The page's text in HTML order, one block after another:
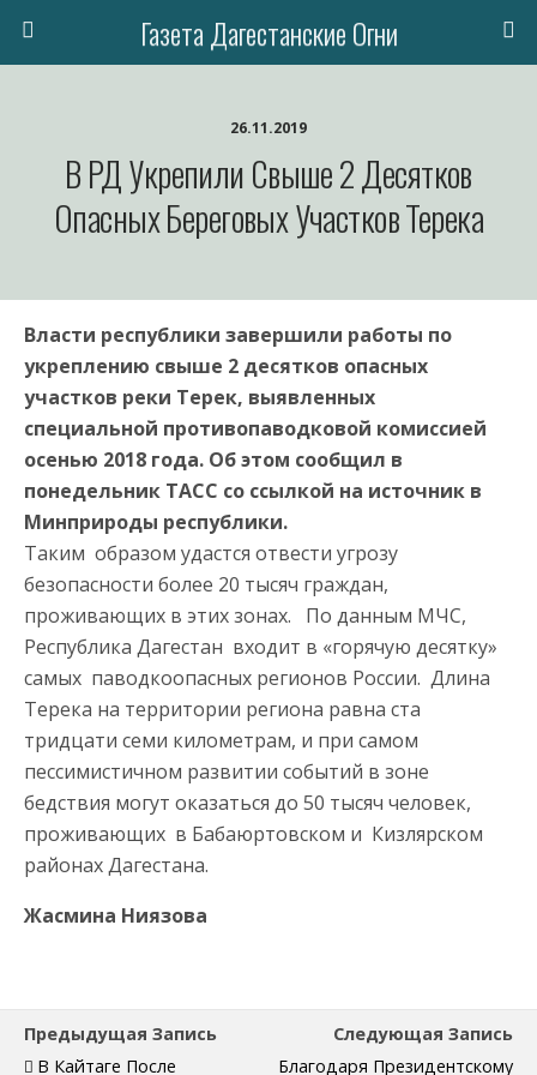
Газета Дагестанские Огни
26.11.2019
В РД Укрепили Свыше 2 Десятков
Опасных Береговых Участков Терека
Власти республики завершили работы по
укреплению свыше 2 десятков опасных
участков реки Терек, выявленных
специальной противопаводковой комиссией
осенью 2018 года. Об этом сообщил в
понедельник ТАСС со ссылкой на источник в
Минприроды республики.
Таким образом удастся отвести угрозу
безопасности более 20 тысяч граждан,
проживающих в этих зонах. По данным МЧС,
Республика Дагестан входит в «горячую десятку»
самых паводкоопасных регионов России. Длина
Терека на территории региона равна ста
тридцати семи километрам, и при самом
пессимистичном развитии событий в зоне
бедствия могут оказаться до 50 тысяч человек,
проживающих в Бабаюртовском и Кизлярском
районах Дагестана.
Жасмина Ниязова
Предыдущая Запись
В Кайтаге После
Следующая Запись
Благодаря Президентскому